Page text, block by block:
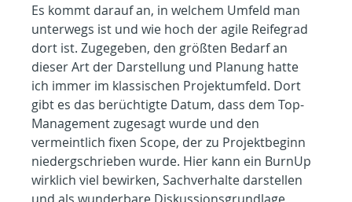
Es kommt darauf an, in welchem Umfeld man
unterwegs ist und wie hoch der agile Reifegrad
dort ist. Zugegeben, den größten Bedarf an
dieser Art der Darstellung und Planung hatte
ich immer im klassischen Projektumfeld. Dort
gibt es das berüchtigte Datum, dass dem Top-
Management zugesagt wurde und den
vermeintlich fixen Scope, der zu Projektbeginn
niedergschrieben wurde. Hier kann ein BurnUp
wirklich viel bewirken, Sachverhalte darstellen